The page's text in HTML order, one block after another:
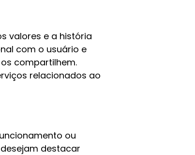
valores e a história
com o usuário e
compartilhem.
relacionados ao
ou
destacar